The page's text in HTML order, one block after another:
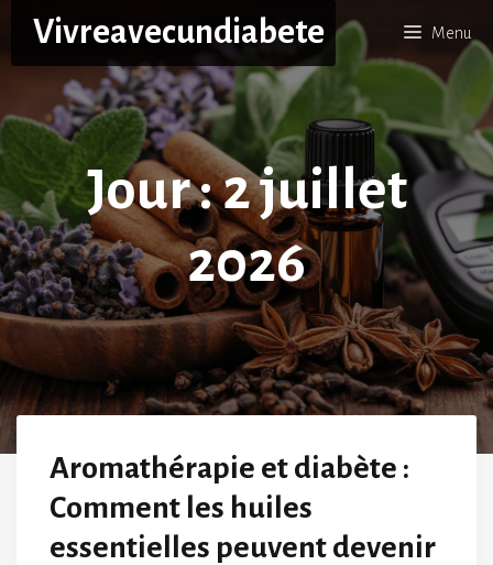
contenu
Vivreavecundiabete Menu
Jour :2 juillet
2026
Aromathérapie et diabète :
Comment les huiles
essentielles peuvent devenir